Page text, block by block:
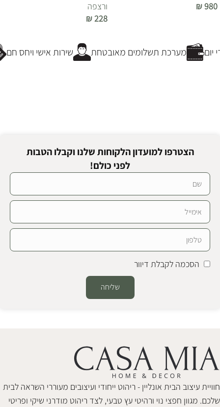
₪980
ורצפה
₪228
שירות אישי ויחס חם מערכת תשלומים מאובטחת
הצטרפו למועדון הלקוחות שלנו וקבלו הטבות
לפני כולם!
הסכמה לקבלת דיוור
שליחה
חוויית עיצוב הבית אונליין - ריהוט ייחודי ועיצובים מעוררי השראה לבית
שלכם. מגוון חפצי נוי ורהיטי עץ טבעי, לצד ריהוט מודרני שיקי ופריטי